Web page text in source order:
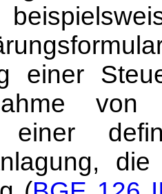
einer
von
einer